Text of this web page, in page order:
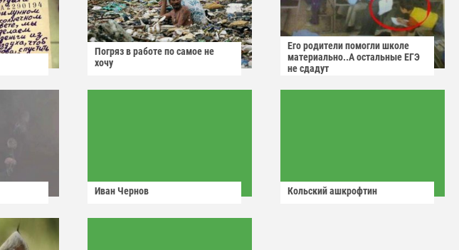
Погряз в работе по самое не
хочу
Его родители помогли школе
материально..А остальные ЕГЭ
не сдадут
Иван Чернов Кольский ашкрофтин